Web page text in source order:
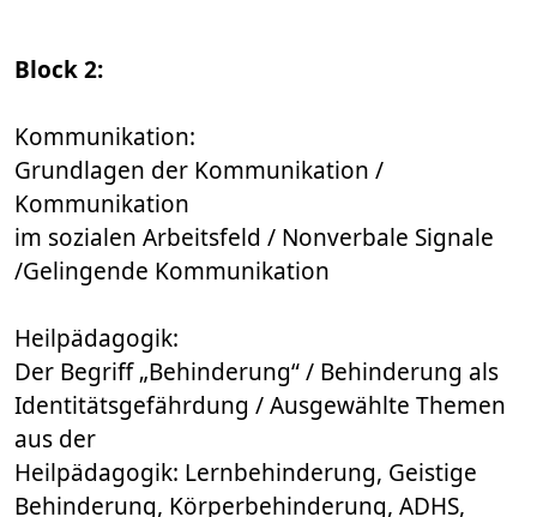
Block 2:
Kommunikation:
Grundlagen der Kommunikation /
Kommunikation
im sozialen Arbeitsfeld / Nonverbale Signale
/Gelingende Kommunikation
Heilpädagogik:
Der Begriff „Behinderung“ / Behinderung als
Identitätsgefährdung / Ausgewählte Themen
aus der
Heilpädagogik: Lernbehinderung, Geistige
Behinderung, Körperbehinderung, ADHS,